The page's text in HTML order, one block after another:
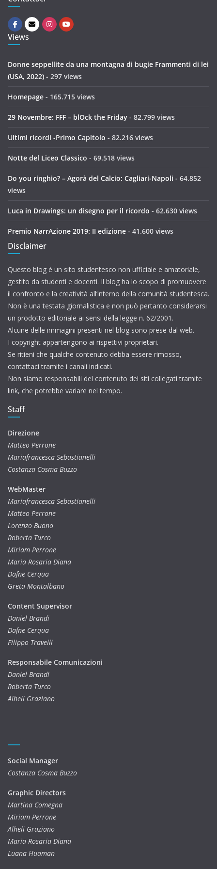
Views
Donne seppellite da una montagna di bugie Frammenti di lei
(USA, 2022) - 297 views
Homepage - 165.715 views
29 Novembre: FFF – blOck the Friday - 82.799 views
Ultimi ricordi -Primo Capitolo - 82.216 views
Notte del Liceo Classico - 69.518 views
Do you ringhio? – Agorà del Calcio: Cagliari-Napoli - 64.852
views
Luca in Drawings: un disegno per il ricordo - 62.630 views
Premio NarrAzione 2019: II edizione - 41.600 views
Disclaimer
Questo blog è un sito studentesco non ufficiale e amatoriale,
gestito da studenti e docenti. Il blog ha lo scopo di promuovere
il confronto e la creatività all’interno della comunità studentesca.
Non è una testata giornalistica e non può pertanto considerarsi
un prodotto editoriale ai sensi della legge n. 62/2001.
Alcune delle immagini presenti nel blog sono prese dal web.
I copyright appartengono ai rispettivi proprietari.
Se ritieni che qualche contenuto debba essere rimosso,
contattaci tramite i canali indicati.
Non siamo responsabili del contenuto dei siti collegati tramite
link, che potrebbe variare nel tempo.
Staff
Direzione
Matteo Perrone
Mariafrancesca Sebastianelli
Costanza Cosma Buzzo
WebMaster
Mariafrancesca Sebastianelli
Matteo Perrone
Lorenzo Buono
Roberta Turco
Miriam Perrone
Maria Rosaria Diana
Dafne Cerqua
Greta Montalbano
Content Supervisor
Daniel Brandi
Dafne Cerqua
Filippo Travelli
Responsabile Comunicazioni
Daniel Brandi
Roberta Turco
Alheli Graziano
Social Manager
Costanza Cosma Buzzo
Graphic Directors
Martina Comegna
Miriam Perrone
Alheli Graziano
Maria Rosaria Diana
Luana Huaman